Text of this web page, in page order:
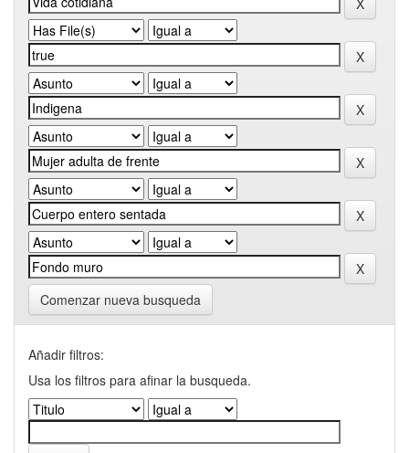
Comenzar nueva busqueda
Añadir filtros:
Usa los filtros para afinar la busqueda.